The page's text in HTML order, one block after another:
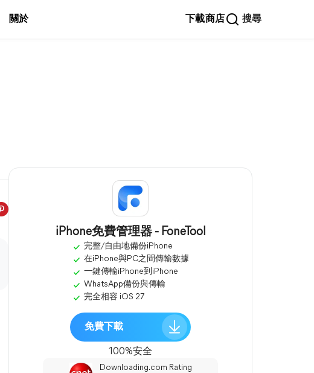
關於 下載商店 搜尋
iPhone免費管理器 - FoneTool
完整/自由地備份iPhone
在iPhone與PC之間傳輸數據
一鍵傳輸iPhone到iPhone
WhatsApp備份與傳輸
完全相容 iOS 27
免費下載
100%安全
Downloading.com Rating